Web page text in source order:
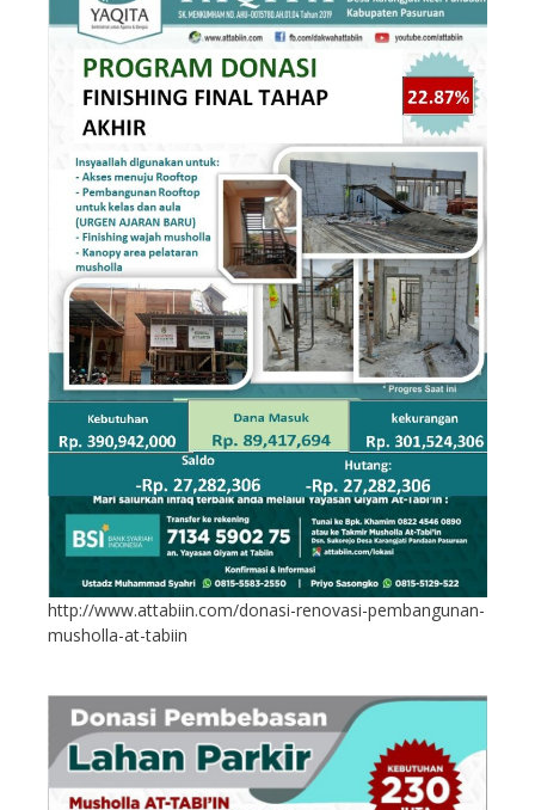
http://www.attabiin.com/donasi-renovasi-pembangunan-
musholla-at-tabiin